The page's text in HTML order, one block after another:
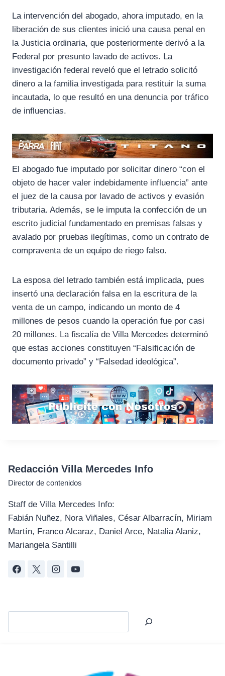
La intervención del abogado, ahora imputado, en la
liberación de sus clientes inició una causa penal en
la Justicia ordinaria, que posteriormente derivó a la
Federal por presunto lavado de activos. La
investigación federal reveló que el letrado solicitó
dinero a la familia investigada para restituir la suma
incautada, lo que resultó en una denuncia por tráfico
de influencias.
El abogado fue imputado por solicitar dinero “con el
objeto de hacer valer indebidamente influencia” ante
el juez de la causa por lavado de activos y evasión
tributaria. Además, se le imputa la confección de un
escrito judicial fundamentado en premisas falsas y
avalado por pruebas ilegítimas, como un contrato de
compraventa de un equipo de riego falso.
La esposa del letrado también está implicada, pues
insertó una declaración falsa en la escritura de la
venta de un campo, indicando un monto de 4
millones de pesos cuando la operación fue por casi
20 millones. La fiscalía de Villa Mercedes determinó
que estas acciones constituyen “Falsificación de
documento privado” y “Falsedad ideológica”.
Redacción Villa Mercedes Info
Director de contenidos
Staff de Villa Mercedes Info:
Fabián Nuñez, Nora Viñales, César Albarracín, Miriam
Martín, Franco Alcaraz, Daniel Arce, Natalia Alaniz,
Mariangela Santilli